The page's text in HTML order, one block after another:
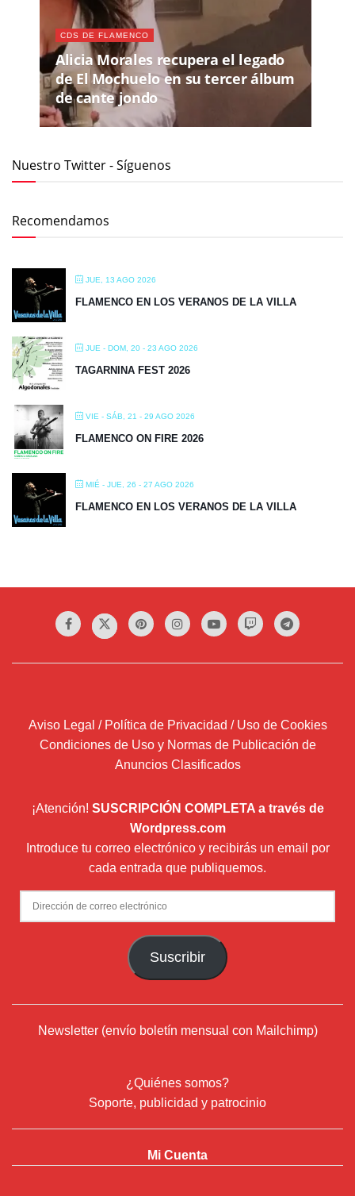
CDS DE FLAMENCO
Alicia Morales recupera el legado
de El Mochuelo en su tercer álbum
de cante jondo
Nuestro Twitter - Síguenos
Recomendamos
JUE, 13 AGO 2026
FLAMENCO EN LOS VERANOS DE LA VILLA
JUE - DOM, 20 - 23 AGO 2026
TAGARNINA FEST 2026
VIE - SÁB, 21 - 29 AGO 2026
FLAMENCO ON FIRE 2026
MIÉ - JUE, 26 - 27 AGO 2026
FLAMENCO EN LOS VERANOS DE LA VILLA
Aviso Legal / Política de Privacidad / Uso de Cookies
Condiciones de Uso y Normas de Publicación de
Anuncios Clasificados
¡Atención! SUSCRIPCIÓN COMPLETA a través de
Wordpress.com
Introduce tu correo electrónico y recibirás un email por
cada entrada que publiquemos.
Dirección
de
Suscribir
Newsletter (envío boletín mensual con Mailchimp)
¿Quiénes somos?
Soporte, publicidad y patrocinio
Mi Cuenta